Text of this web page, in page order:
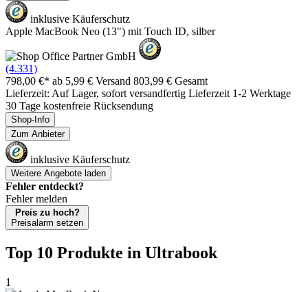
inklusive Käuferschutz
Apple MacBook Neo (13") mit Touch ID, silber
(4.331)
798,00 €* ab 5,99 € Versand 803,99 € Gesamt
Lieferzeit: Auf Lager, sofort versandfertig Lieferzeit 1-2 Werktage
30 Tage kostenfreie Rücksendung
Shop-Info
Zum Anbieter
inklusive Käuferschutz
Weitere Angebote laden
Fehler entdeckt?
Fehler melden
Preis zu hoch?
Preisalarm setzen
Top 10 Produkte in Ultrabook
1